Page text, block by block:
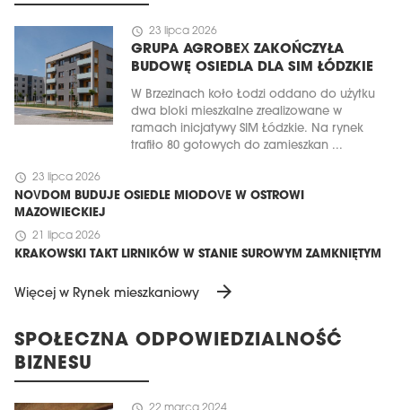
schedule 23 lipca 2026
GRUPA AGROBEX ZAKOŃCZYŁA
BUDOWĘ OSIEDLA DLA SIM ŁÓDZKIE
W Brzezinach koło Łodzi oddano do użytku
dwa bloki mieszkalne zrealizowane w
ramach inicjatywy SIM Łódzkie. Na rynek
trafiło 80 gotowych do zamieszkan ...
schedule 23 lipca 2026
NOVDOM BUDUJE OSIEDLE MIODOVE W OSTROWI
MAZOWIECKIEJ
schedule 21 lipca 2026
KRAKOWSKI TAKT LIRNIKÓW W STANIE SUROWYM ZAMKNIĘTYM
Więcej w Rynek mieszkaniowy arrow_forward
SPOŁECZNA ODPOWIEDZIALNOŚĆ
BIZNESU